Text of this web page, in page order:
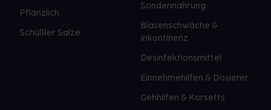
Pflanzlich
Schüßler Salze
Sondennahrung
Blasenschwäche &
Inkontinenz
Desinfektionsmittel
Einnehmehilfen & Dosierer
Gehhilfen & Korsetts